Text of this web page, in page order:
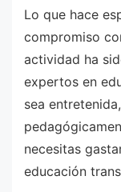
Lo que hace
compromiso
actividad ha
expertos en
sea
necesitas
educación